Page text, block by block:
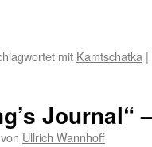
mit Kamtschatka |
Journal“
von Ullrich Wannhoff